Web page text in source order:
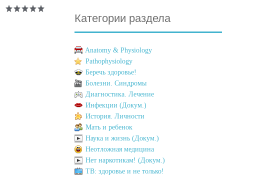
Категории раздела
Anatomy & Physiology
Pathophysiology
Беречь здоровье!
Болезни. Синдромы
Диагностика. Лечение
Инфекции (Докум.)
История. Личности
Мать и ребенок
Наука и жизнь (Докум.)
Неотложная медицина
Нет наркотикам! (Докум.)
ТВ: здоровье и не только!